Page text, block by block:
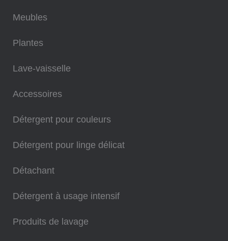
Meubles
Plantes
Lave-vaisselle
Accessoires
Détergent pour couleurs
Détergent pour linge délicat
Détachant
Détergent à usage intensif
Produits de lavage